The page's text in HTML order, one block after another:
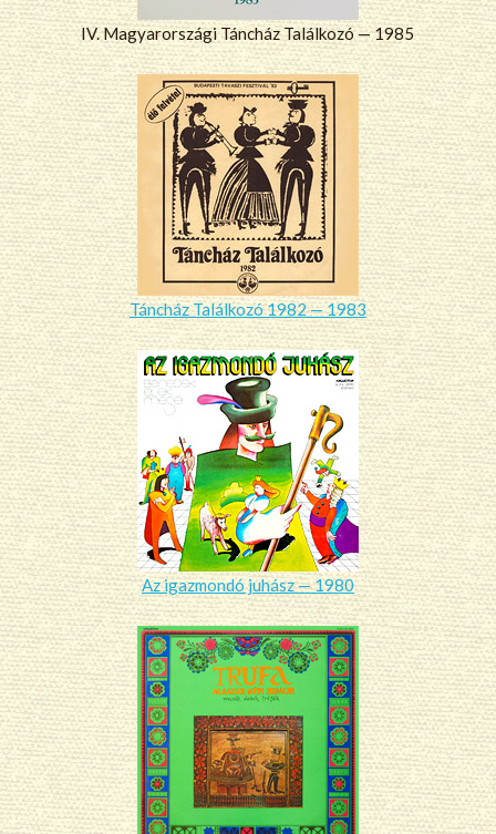
IV. Magyarországi Táncház Találkozó — 1985
Táncház Találkozó 1982 — 1983
Az igazmondó juhász — 1980